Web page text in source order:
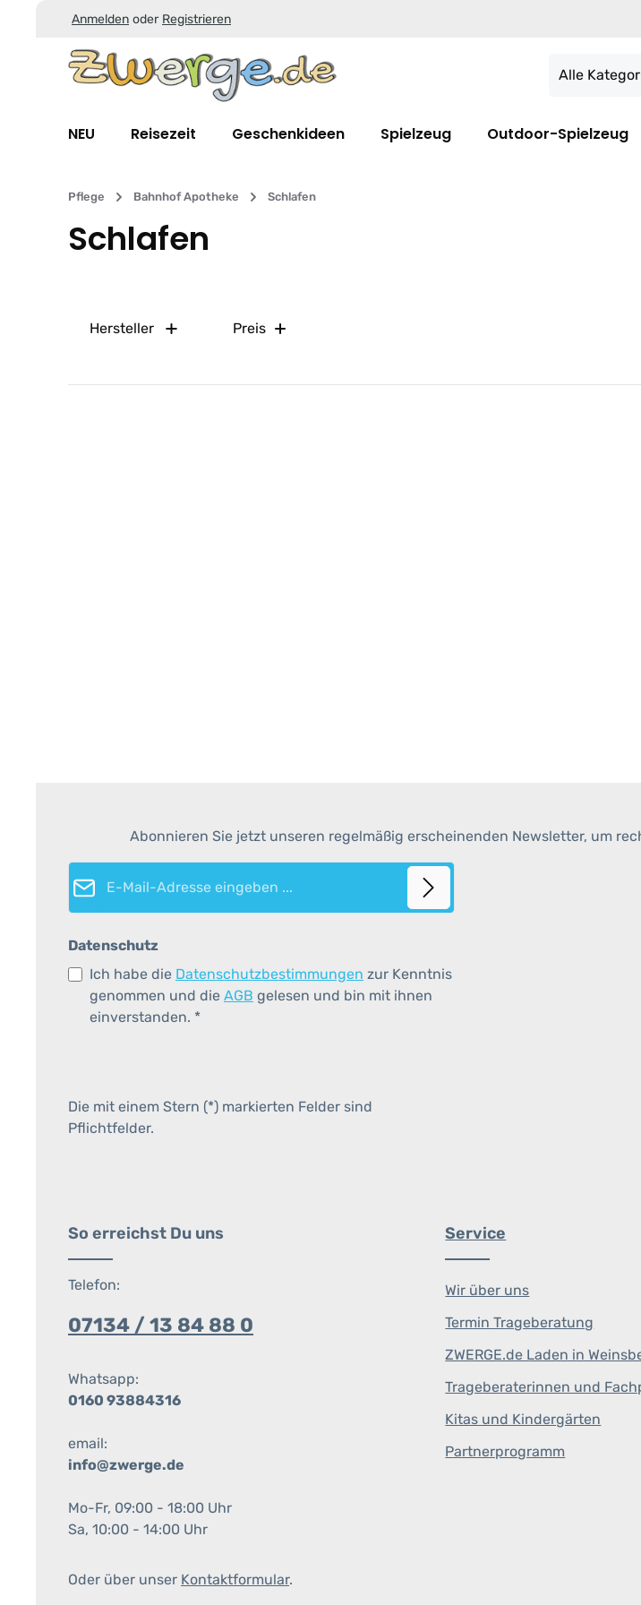
Zum Hauptinhalt springen
Zur Suche springen
Zur Hauptnavigation springen
Anmelden oder Registrieren
Alle
NEU Reisezeit Geschenkideen Spielzeug Outdoor-Spielzeug
Pflege Bahnhof Apotheke Schlafen
Schlafen
Hersteller Preis
Abonnieren Sie jetzt unseren regelmäßig erscheinenden Newsletter, um
E-Mail-Adresse*
Datenschutz
Ich habe die Datenschutzbestimmungen zur Kenntnis
genommen und die AGB gelesen und bin mit ihnen
einverstanden. *
Die mit einem Stern (*) markierten Felder sind
Pflichtfelder.
So erreichst Du uns
Telefon:
07134 / 13 84 88 0
Whatsapp:
0160 93884316
email:
info@zwerge.de
Mo-Fr, 09:00 - 18:00 Uhr
Sa, 10:00 - 14:00 Uhr
Oder über unser Kontaktformular.
Service
Wir über uns
Termin Trageberatung
ZWERGE.de Laden in
Trageberaterinnen und
Kitas und Kindergärten
Partnerprogramm